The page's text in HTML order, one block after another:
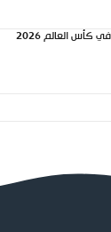
موعد مباراة فرنسا والسنغال في كأس العالم 2026